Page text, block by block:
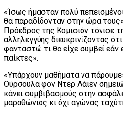
«Ίσως ήμασταν πολύ
θα παραδίδονταν στην ώρα
Πρόεδρος της Κομισιόν τόνισε
αλληλεγγύης διευκρινίζοντας
φανταστώ τι θα είχε συμβεί εάν
παίκτες».
«Υπάρχουν μαθήματα να
Ούρσουλα φον Ντερ Λάιεν
κάνει συμβιβασμούς στην
μαραθώνιος κι όχι αγώνας